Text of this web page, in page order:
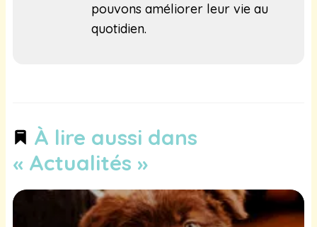
pouvons améliorer leur vie au
quotidien.
À lire aussi dans
« Actualités »